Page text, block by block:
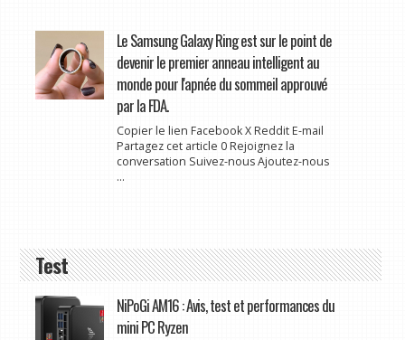
Le Samsung Galaxy Ring est sur le point de
devenir le premier anneau intelligent au
monde pour l'apnée du sommeil approuvé
par la FDA.
Copier le lien Facebook X Reddit E-mail
Partagez cet article 0 Rejoignez la
conversation Suivez-nous Ajoutez-nous
...
Test
NiPoGi AM16 : Avis, test et performances du
mini PC Ryzen